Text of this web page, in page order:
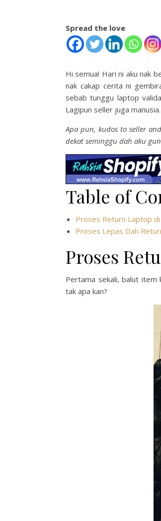
Spread the love
Hi semua! Hari ni aku nak
nak cakap cerita ni
sebab tunggu laptop
Lagipun seller juga
Apa pun, kudos to seller
dekat seminggu dah aku
Table of
Proses Return Laptop di
Proses Lepas Dah
Proses
Pertama sekali, balut item
tak apa kan?